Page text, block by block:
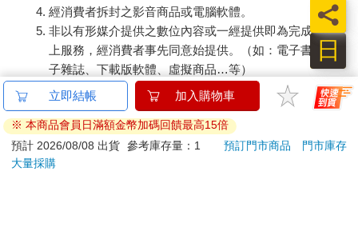
經消費者拆封之影音商品或電腦軟體。
非以有形媒介提供之數位內容或一經提供即為完成之線
上服務，經消費者事先同意始提供。（如：電子書、電
子雜誌、下載版軟體、虛擬商品…等）
已拆封之個人衛生用品。（如：內衣褲、刮鬍刀、除毛
刀…等）
若非上列種類商品，均享有到貨7天的猶豫期（含例假
日）。
辦理退換貨時，商品（組合商品恕無法接受單獨退貨）必須
立即結帳 加入購物車
※ 本商品會員日滿額金幣加碼回饋最高15倍
預計 2026/08/08 出貨 參考庫存量：1 預訂門市商品
門市庫存
大量採購
日
員